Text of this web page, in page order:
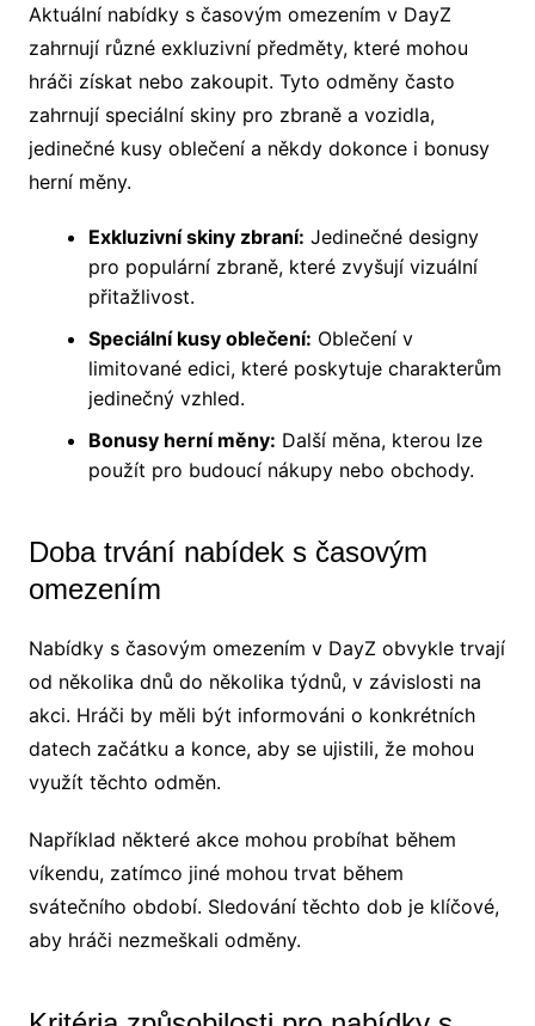
Aktuální nabídky s časovým omezením v DayZ
zahrnují různé exkluzivní předměty, které mohou
hráči získat nebo zakoupit. Tyto odměny často
zahrnují speciální skiny pro zbraně a vozidla,
jedinečné kusy oblečení a někdy dokonce i bonusy
herní měny.
Exkluzivní skiny zbraní: Jedinečné designy
pro populární zbraně, které zvyšují vizuální
přitažlivost.
Speciální kusy oblečení: Oblečení v
limitované edici, které poskytuje charakterům
jedinečný vzhled.
Bonusy herní měny: Další měna, kterou lze
použít pro budoucí nákupy nebo obchody.
Doba trvání nabídek s časovým
omezením
Nabídky s časovým omezením v DayZ obvykle trvají
od několika dnů do několika týdnů, v závislosti na
akci. Hráči by měli být informováni o konkrétních
datech začátku a konce, aby se ujistili, že mohou
využít těchto odměn.
Například některé akce mohou probíhat během
víkendu, zatímco jiné mohou trvat během
svátečního období. Sledování těchto dob je klíčové,
aby hráči nezmeškali odměny.